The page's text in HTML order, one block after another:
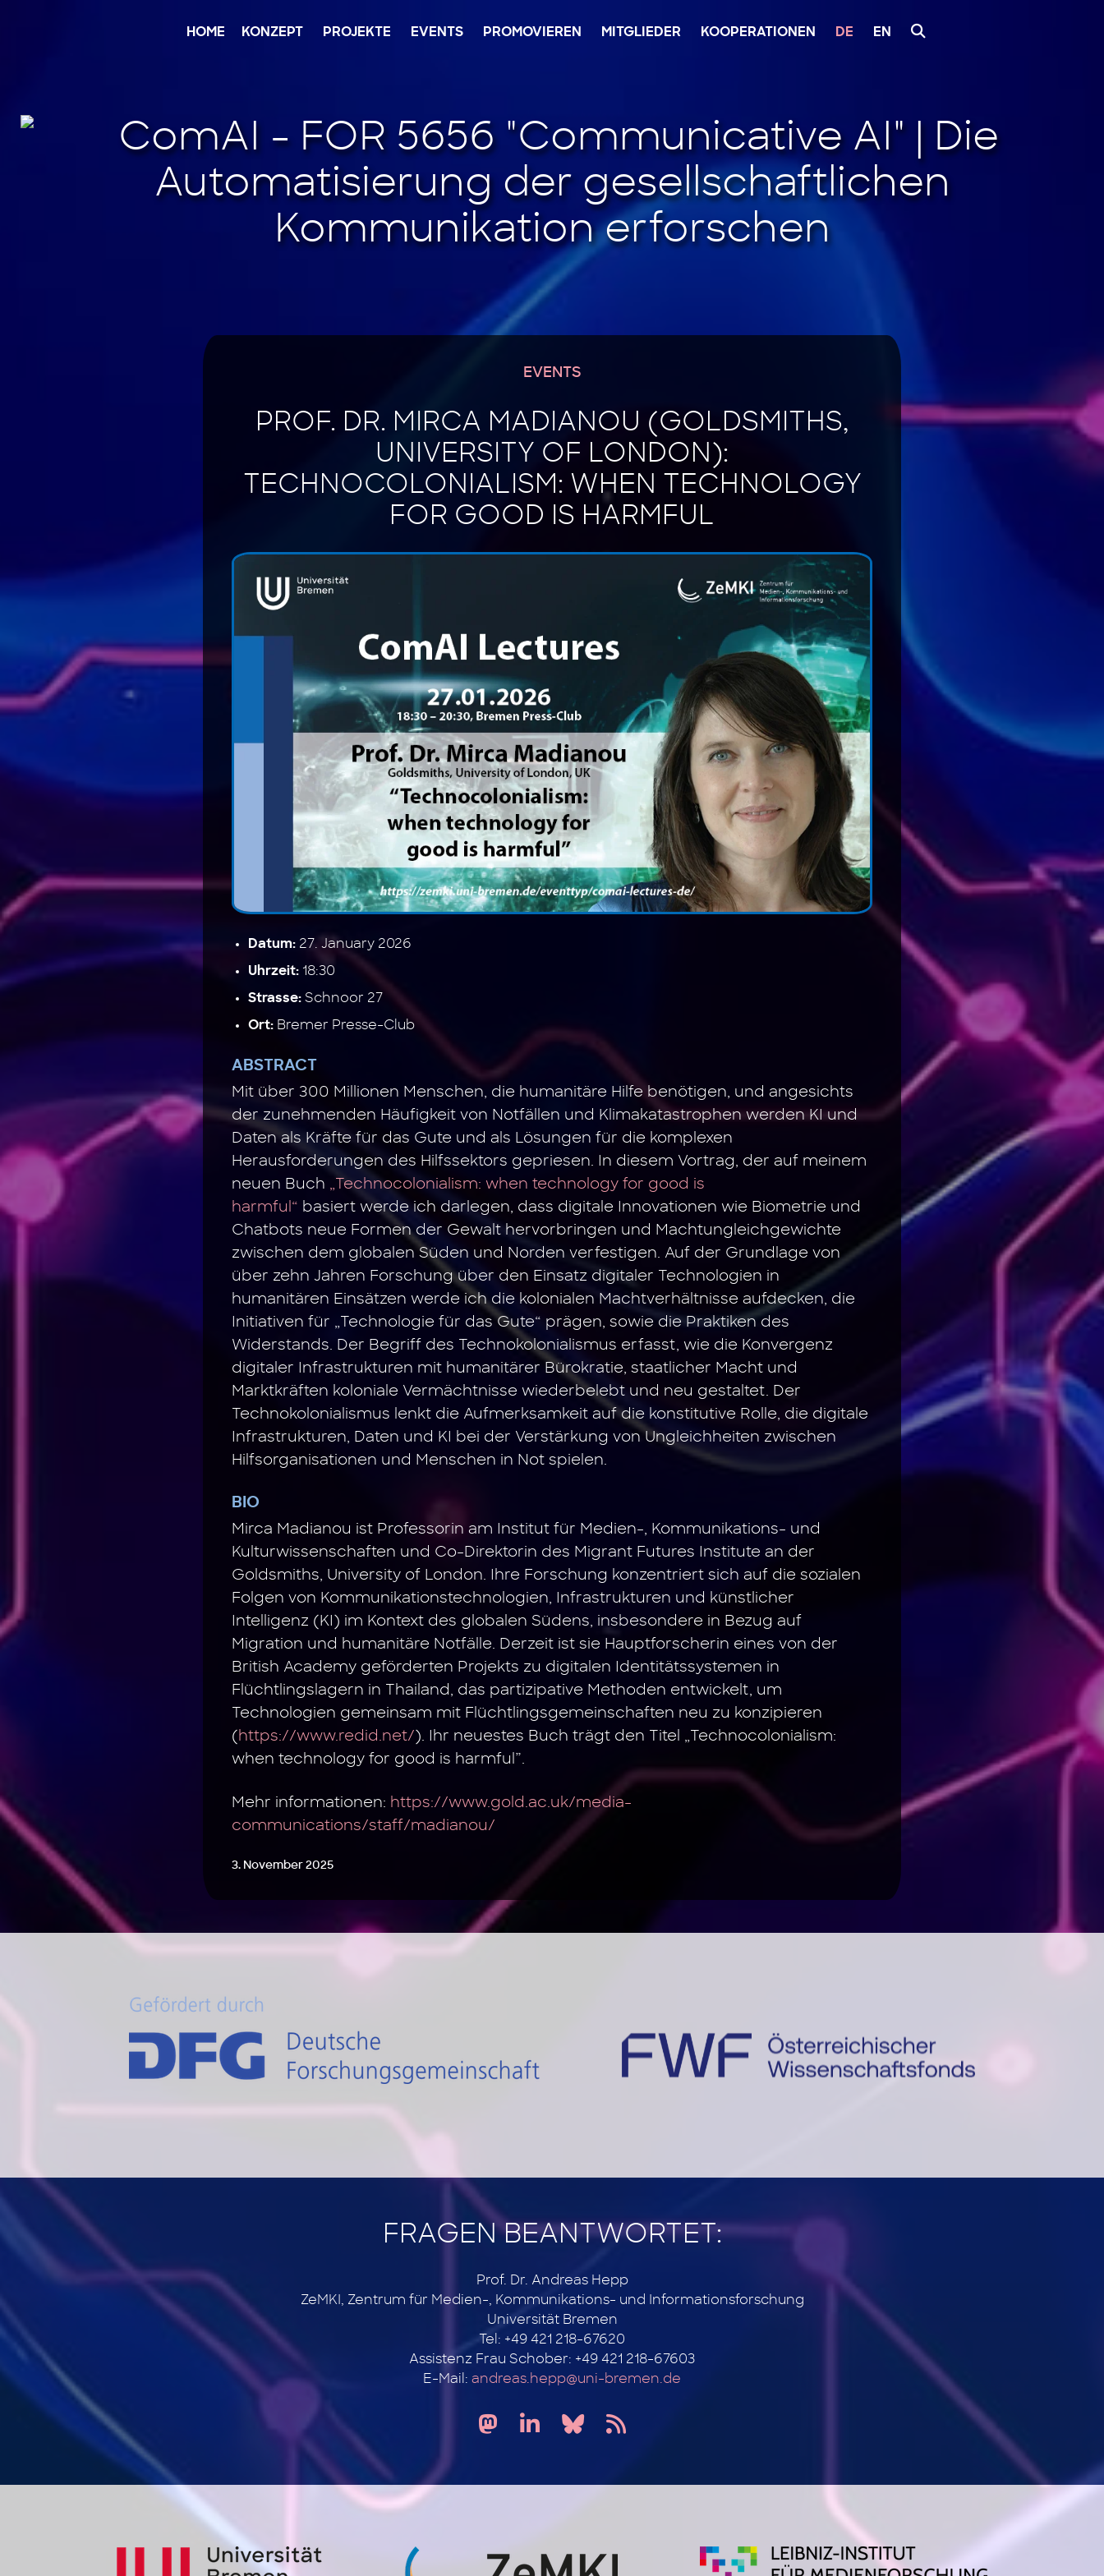
HOME KONZEPT PROJEKTE EVENTS PROMOVIEREN MITGLIEDER KOOPERATIONEN DE EN
EVENTS
PROF. DR. MIRCA MADIANOU (GOLDSMITHS,
UNIVERSITY OF LONDON):
TECHNOCOLONIALISM: WHEN TECHNOLOGY
FOR GOOD IS HARMFUL
Datum: 27. January 2026
Uhrzeit: 18:30
Strasse: Schnoor 27
Ort: Bremer Presse-Club
ABSTRACT
Mit über 300 Millionen Menschen, die humanitäre Hilfe benötigen, und angesichts
der zunehmenden Häufigkeit von Notfällen und Klimakatastrophen werden KI und
Daten als Kräfte für das Gute und als Lösungen für die komplexen
Herausforderungen des Hilfssektors gepriesen. In diesem Vortrag, der auf meinem
neuen Buch „Technocolonialism: when technology for good is
harmful“ basiert werde ich darlegen, dass digitale Innovationen wie Biometrie und
Chatbots neue Formen der Gewalt hervorbringen und Machtungleichgewichte
zwischen dem globalen Süden und Norden verfestigen. Auf der Grundlage von
über zehn Jahren Forschung über den Einsatz digitaler Technologien in
humanitären Einsätzen werde ich die kolonialen Machtverhältnisse aufdecken, die
Initiativen für „Technologie für das Gute“ prägen, sowie die Praktiken des
Widerstands. Der Begriff des Technokolonialismus erfasst, wie die Konvergenz
digitaler Infrastrukturen mit humanitärer Bürokratie, staatlicher Macht und
Marktkräften koloniale Vermächtnisse wiederbelebt und neu gestaltet. Der
Technokolonialismus lenkt die Aufmerksamkeit auf die konstitutive Rolle, die digitale
Infrastrukturen, Daten und KI bei der Verstärkung von Ungleichheiten zwischen
Hilfsorganisationen und Menschen in Not spielen.
BIO
Mirca Madianou ist Professorin am Institut für Medien-, Kommunikations- und
Kulturwissenschaften und Co-Direktorin des Migrant Futures Institute an der
Goldsmiths, University of London. Ihre Forschung konzentriert sich auf die sozialen
Folgen von Kommunikationstechnologien, Infrastrukturen und künstlicher
Intelligenz (KI) im Kontext des globalen Südens, insbesondere in Bezug auf
Migration und humanitäre Notfälle. Derzeit ist sie Hauptforscherin eines von der
British Academy geförderten Projekts zu digitalen Identitätssystemen in
Flüchtlingslagern in Thailand, das partizipative Methoden entwickelt, um
Technologien gemeinsam mit Flüchtlingsgemeinschaften neu zu konzipieren
( https://www.redid.net/). Ihr neuestes Buch trägt den Titel „Technocolonialism:
when technology for good is harmful”.
Mehr informationen: https://www.gold.ac.uk/media-
communications/staff/madianou/
3. November 2025
FRAGEN BEANTWORTET:
Prof. Dr. Andreas Hepp
ZeMKI, Zentrum für Medien-, Kommunikations- und Informationsforschung
Universität Bremen
Tel: +49 421 218-67620
Assistenz Frau Schober: +49 421 218-67603
E-Mail: andreas.hepp@uni-bremen.de